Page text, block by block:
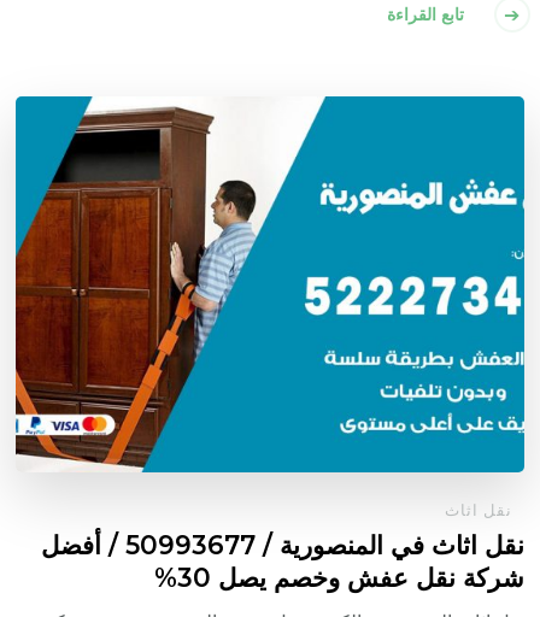
تابع القراءة
نقل اثاث
نقل اثاث في المنصورية / 50993677 / أفضل
شركة نقل عفش وخصم يصل 30%